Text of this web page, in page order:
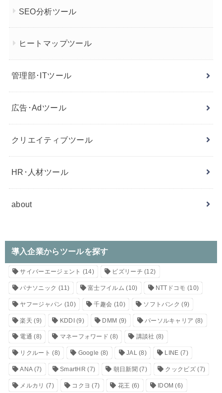
SEO分析ツール
ヒートマップツール
管理部･ITツール
広告･Adツール
クリエイティブツール
HR･人材ツール
about
導入企業からツールを探す
サイバーエージェント (14) ビズリーチ (12)
パナソニック (11) 富士フイルム (10) NTTドコモ (10)
ヤフージャパン (10) 千趣会 (10) ソフトバンク (9)
楽天 (9) KDDI(9) DMM (9) パーソルキャリア (8)
電通 (8) マネーフォワード (8) 講談社 (8)
リクルート (8) Google (8) JAL(8) LINE (7)
ANA(7) SmartHR (7) 朝日新聞 (7) クックビズ(7)
メルカリ (7) コクヨ (7) 花王 (6) IDOM (6)